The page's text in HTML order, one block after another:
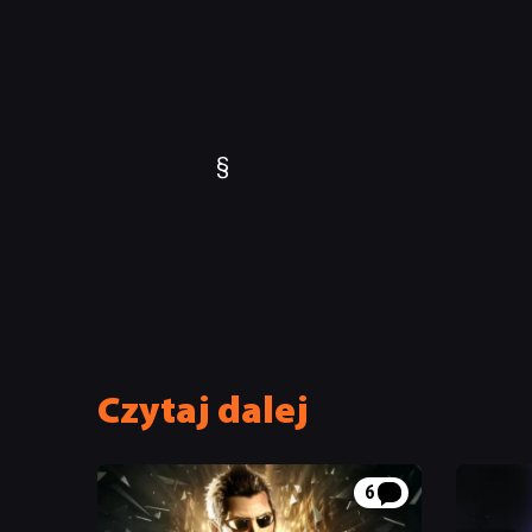
§
Czytaj dalej
6